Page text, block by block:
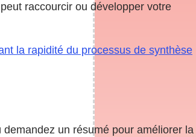
raccourcir ou développer votre
la rapidité du processus de synthèse
demandez un résumé pour améliorer la